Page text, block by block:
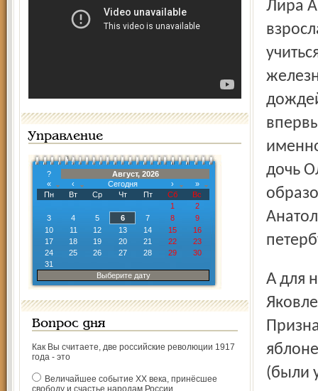
Управление
?
Август, 2026
«
‹ Сегодня ›
»
Пн
Вт Ср Чт Пт Сб
Вс
1
2
3
4 5 6 7 8
9
10
11 12 13 14 15
16
17
18 19 20 21 22
23
24
25 26 27 28 29
30
31
Выберите дату
Вопрос дня
Как Вы считаете, две российские революции 1917
года - это
Величайшее событие ХХ века, принёсшее
свободу и счастье народам России
Лира Анатольевна рано стала самостоятельной, её
дочь
А для нашей героини до боли родным было и остаётся
(были